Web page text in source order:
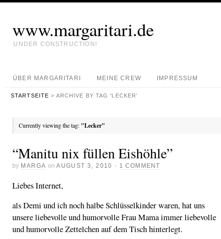
www.margaritari.de
UNDER CONSTRUCTION!
ÜBER MARGARITARI MEINE CREW IMPRESSUM
STARTSEITE > ARCHIVE BY TAG 'LECKER'
Currently viewing the tag: "Lecker"
“Manitu nix füllen Eishöhle”
by MARGA on AUGUST 3, 2010 · 1 COMMENT
Liebes Internet,
als Demi und ich noch halbe Schlüsselkinder waren, hat uns
unsere liebevolle und humorvolle Frau Mama immer liebevolle
und humorvolle Zettelchen auf dem Tisch hinterlegt.